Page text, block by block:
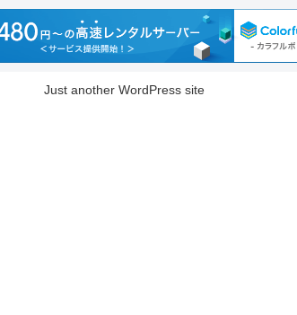
Just another WordPress site